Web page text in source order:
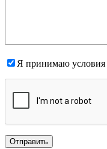
Я принимаю условия